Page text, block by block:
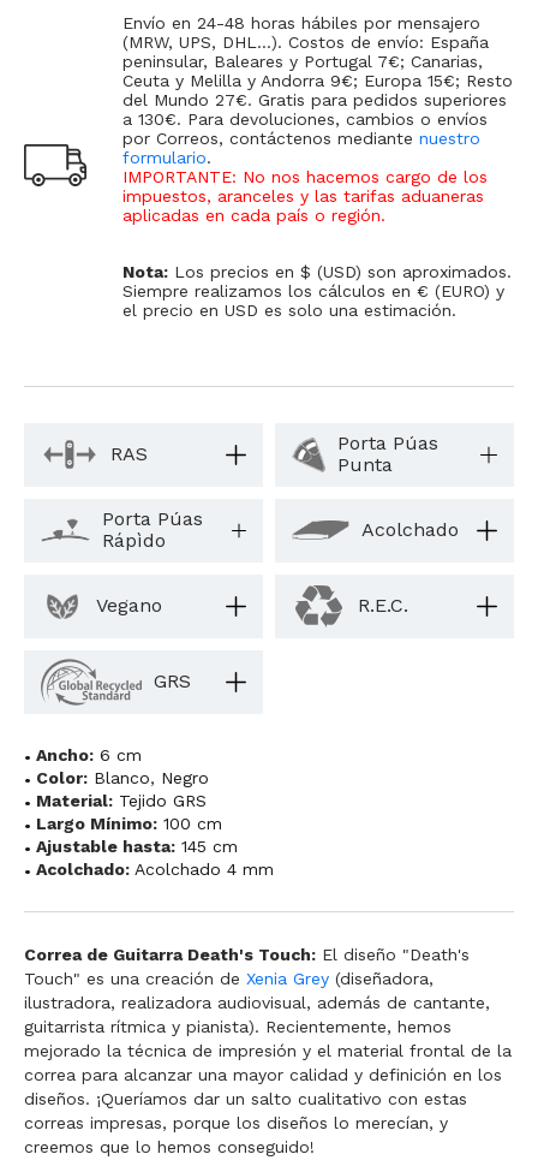
Envío en 24-48 horas hábiles por mensajero
(MRW, UPS, DHL...). Costos de envío: España
peninsular, Baleares y Portugal 7€; Canarias,
Ceuta y Melilla y Andorra 9€; Europa 15€; Resto
del Mundo 27€. Gratis para pedidos superiores
a 130€. Para devoluciones, cambios o envíos
por Correos, contáctenos mediante nuestro
formulario.
IMPORTANTE: No nos hacemos cargo de los
impuestos, aranceles y las tarifas aduaneras
aplicadas en cada país o región.
Nota: Los precios en $ (USD) son aproximados.
Siempre realizamos los cálculos en € (EURO) y
el precio en USD es solo una estimación.
RAS
Porta Púas
Punta
Porta Púas
Rápìdo
Acolchado
Vegano R.E.C.
GRS
Ancho: 6 cm
Color: Blanco, Negro
Material: Tejido GRS
Largo Mínimo: 100 cm
Ajustable hasta: 145 cm
Acolchado: Acolchado 4 mm
Correa de Guitarra Death's Touch: El diseño "Death's
Touch" es una creación de Xenia Grey (diseñadora,
ilustradora, realizadora audiovisual, además de cantante,
guitarrista rítmica y pianista). Recientemente, hemos
mejorado la técnica de impresión y el material frontal de la
correa para alcanzar una mayor calidad y definición en los
diseños. ¡Queríamos dar un salto cualitativo con estas
correas impresas, porque los diseños lo merecían, y
creemos que lo hemos conseguido!